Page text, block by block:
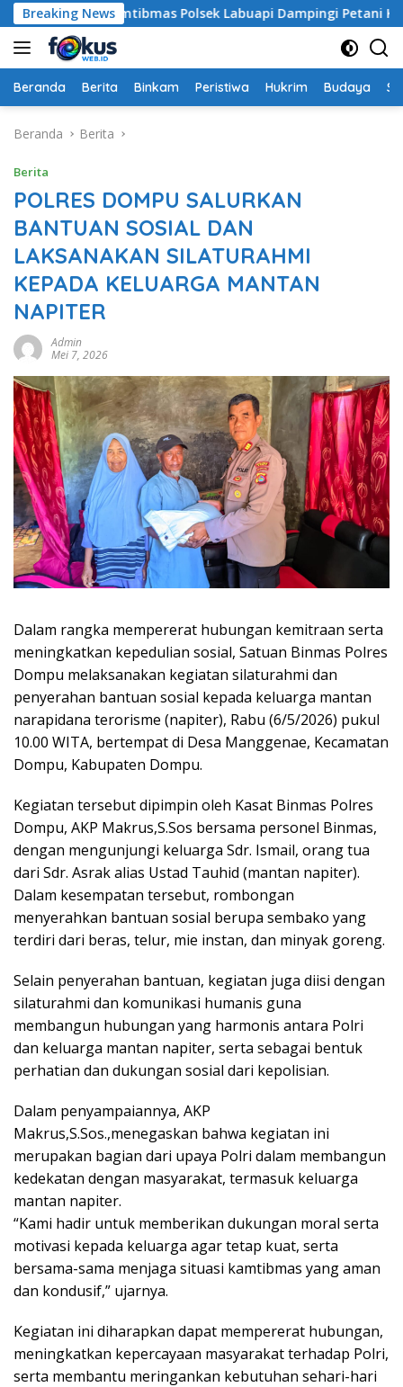
Langsung
ke
konten
Breaking News Polsek Labuapi Dampingi Petani Kuranji
Beranda Berita Binkam Peristiwa Hukrim Budaya
Beranda Berita
Berita
POLRES DOMPU SALURKAN
BANTUAN SOSIAL DAN
LAKSANAKAN SILATURAHMI
KEPADA KELUARGA MANTAN
NAPITER
Admin
Mei 7, 2026
Dalam rangka mempererat hubungan kemitraan serta
meningkatkan kepedulian sosial, Satuan Binmas Polres
Dompu melaksanakan kegiatan silaturahmi dan
penyerahan bantuan sosial kepada keluarga mantan
narapidana terorisme (napiter), Rabu (6/5/2026) pukul
10.00 WITA, bertempat di Desa Manggenae, Kecamatan
Dompu, Kabupaten Dompu.
Kegiatan tersebut dipimpin oleh Kasat Binmas Polres
Dompu, AKP Makrus,S.Sos bersama personel Binmas,
dengan mengunjungi keluarga Sdr. Ismail, orang tua
dari Sdr. Asrak alias Ustad Tauhid (mantan napiter).
Dalam kesempatan tersebut, rombongan
menyerahkan bantuan sosial berupa sembako yang
terdiri dari beras, telur, mie instan, dan minyak goreng.
Selain penyerahan bantuan, kegiatan juga diisi dengan
silaturahmi dan komunikasi humanis guna
membangun hubungan yang harmonis antara Polri
dan keluarga mantan napiter, serta sebagai bentuk
perhatian dan dukungan sosial dari kepolisian.
Dalam penyampaiannya, AKP
Makrus,S.Sos.,menegaskan bahwa kegiatan ini
merupakan bagian dari upaya Polri dalam membangun
kedekatan dengan masyarakat, termasuk keluarga
mantan napiter.
“Kami hadir untuk memberikan dukungan moral serta
motivasi kepada keluarga agar tetap kuat, serta
bersama-sama menjaga situasi kamtibmas yang aman
dan kondusif,” ujarnya.
Kegiatan ini diharapkan dapat mempererat hubungan,
meningkatkan kepercayaan masyarakat terhadap Polri,
serta membantu meringankan kebutuhan sehari-hari